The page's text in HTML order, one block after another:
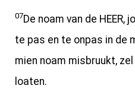
07De noam van de HEER,
te pas en te onpas in de
mien noam misbruukt,
loaten.